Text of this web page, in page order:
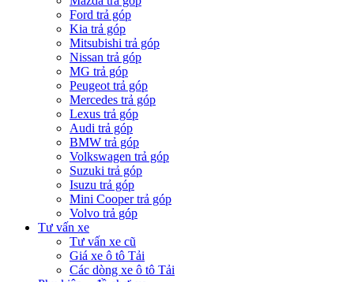
Ford trả góp
Kia trả góp
Mitsubishi trả góp
Nissan trả góp
MG trả góp
Peugeot trả góp
Mercedes trả góp
Lexus trả góp
Audi trả góp
BMW trả góp
Volkswagen trả góp
Suzuki trả góp
Isuzu trả góp
Mini Cooper trả góp
Volvo trả góp
Tư vấn xe
Tư vấn xe cũ
Giá xe ô tô Tải
Các dòng xe ô tô Tải